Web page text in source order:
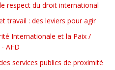
respect du droit international
travail : des leviers pour agir
Internationale et la Paix /
AFD
services publics de proximité